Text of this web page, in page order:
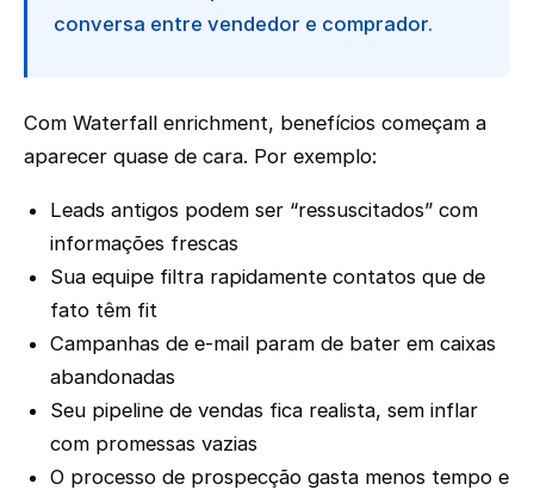
conversa entre vendedor e comprador.
Com Waterfall enrichment, benefícios começam a
aparecer quase de cara. Por exemplo:
Leads antigos podem ser “ressuscitados” com
informações frescas
Sua equipe filtra rapidamente contatos que de
fato têm fit
Campanhas de e-mail param de bater em caixas
abandonadas
Seu pipeline de vendas fica realista, sem inflar
com promessas vazias
O processo de prospecção gasta menos tempo e